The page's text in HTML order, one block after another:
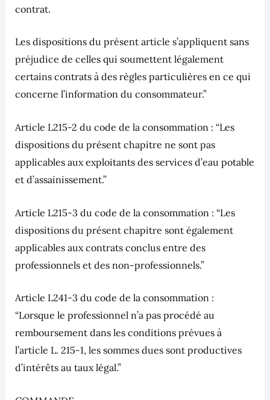
contrat.
Les dispositions du présent article s’appliquent sans
préjudice de celles qui soumettent légalement
certains contrats à des règles particulières en ce qui
concerne l’information du consommateur.”
Article L215-2 du code de la consommation : “Les
dispositions du présent chapitre ne sont pas
applicables aux exploitants des services d’eau potable
et d’assainissement.”
Article L215-3 du code de la consommation : “Les
dispositions du présent chapitre sont également
applicables aux contrats conclus entre des
professionnels et des non-professionnels.”
Article L241-3 du code de la consommation :
“Lorsque le professionnel n’a pas procédé au
remboursement dans les conditions prévues à
l’article L. 215-1, les sommes dues sont productives
d’intérêts au taux légal.”